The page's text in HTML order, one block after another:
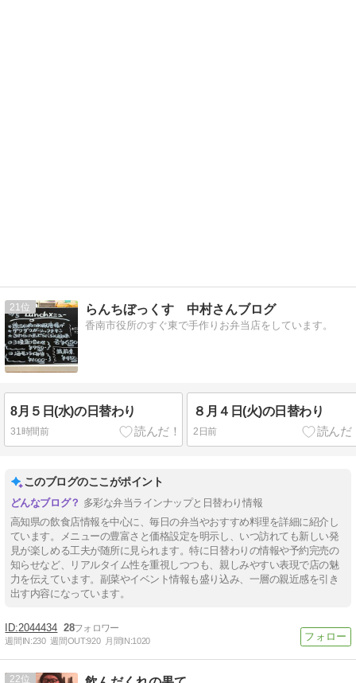
21 らんちぼっくす 中村さんブログ
香南市役所のすぐ東で手作りお弁当店をしています。
8月５日(水)の日替わり
31時間前
８月４日(火)の日替わり
2日前
このブログのここがポイント
多彩な弁当ラインナップと日替わり情報
高知県の飲食店情報を中心に、毎日の弁当やおすすめ料理を詳細に紹介し
ています。メニューの豊富さと価格設定を明示し、いつ訪れても新しい発
見が楽しめる工夫が随所に見られます。特に日替わりの情報や予約完売の
知らせなど、リアルタイム性を重視しつつも、親しみやすい表現で店の魅
力を伝えています。副菜やイベント情報も盛り込み、一層の親近感を引き
出す内容になっています。
2044434 28
週間IN:230 週間OUT:920 月間IN:1020
22